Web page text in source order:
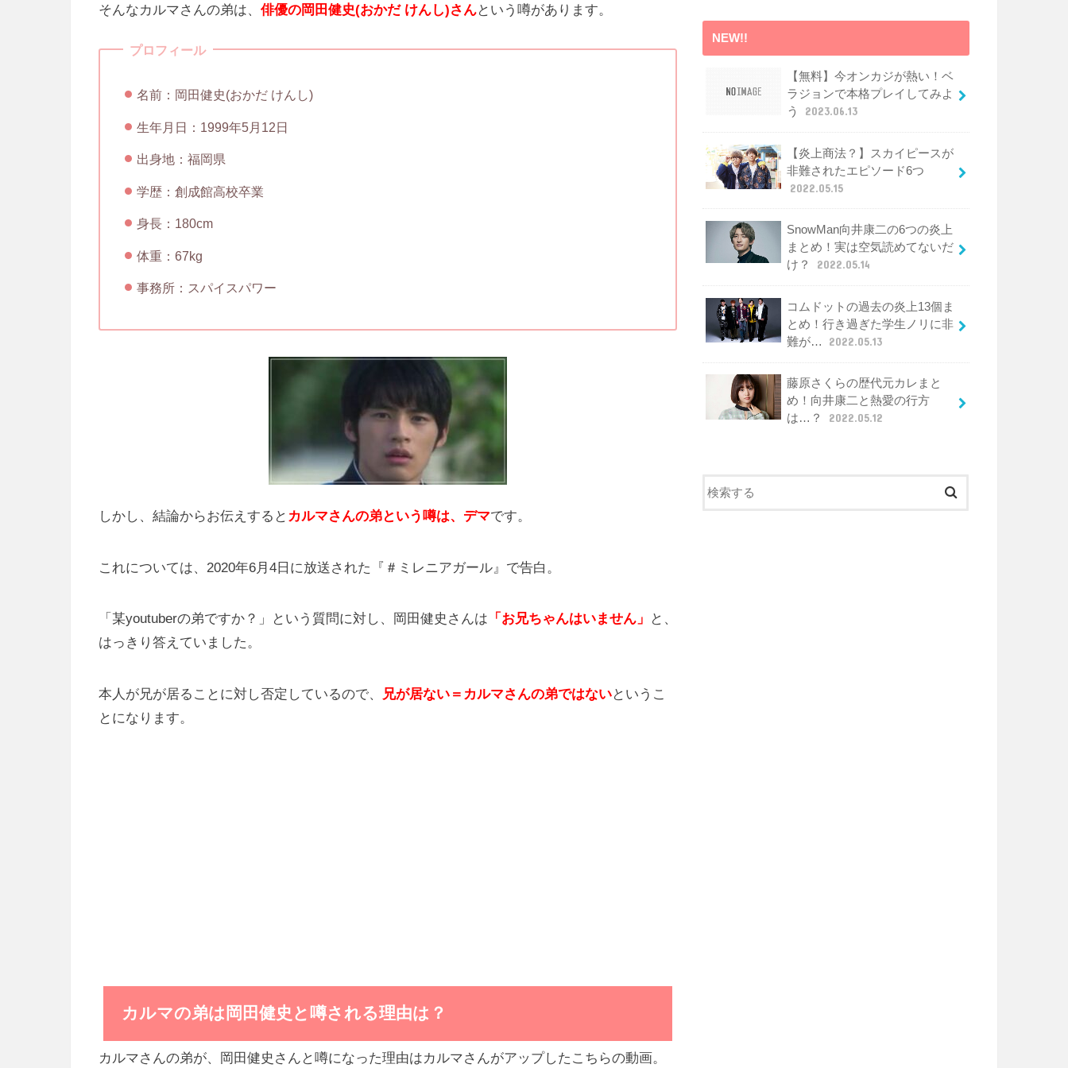
そんなカルマさんの弟は、 俳優の岡田健史(おかだ けんし)さんという噂があります。
プロフィール
名前：岡田健史(おかだ けんし)
生年月日：1999年5月12日
出身地：福岡県
学歴：創成館高校卒業
身長：180cm
体重：67kg
事務所：スパイスパワー
しかし、結論からお伝えすると カルマさんの弟という噂は、デマです。
これについては、2020年6月4日に放送された『＃ミレニアガール』で告白。
「某youtuberの弟ですか？」という質問に対し、岡田健史さんは 「お兄ちゃんはいません」 と、
はっきり答えていました。
本人が兄が居ることに対し否定しているので、 兄が居ない＝カルマさんの弟ではないというこ
とになります。
カルマの弟は岡田健史と噂される理由は？
カルマさんの弟が、岡田健史さんと噂になった理由はカルマさんがアップしたこちらの動画。
NEW!!
【無料】今オンカジが熱い！ベ
ラジョンで本格プレイしてみよ
う
2023.06.13
【炎上商法？】スカイピースが
非難されたエピソード6つ
2022.05.15
SnowMan向井康二の6つの炎上
まとめ！実は空気読めてないだ
け？
2022.05.14
コムドットの過去の炎上13個ま
とめ！行き過ぎた学生ノリに非
難が…
2022.05.13
藤原さくらの歴代元カレまと
め！向井康二と熱愛の行方
は…？
2022.05.12